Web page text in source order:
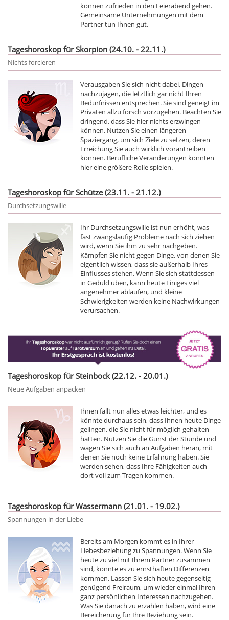
können zufrieden in den Feierabend gehen.
Gemeinsame Unternehmungen mit dem
Partner tun Ihnen gut.
Tageshoroskop für Skorpion (24.10. - 22.11.)
Nichts forcieren
Verausgaben Sie sich nicht dabei, Dingen
nachzujagen, die letztlich gar nicht Ihren
Bedürfnissen entsprechen. Sie sind geneigt im
Privaten allzu forsch vorzugehen. Beachten Sie
dringend, dass Sie hier nichts erzwingen
können. Nutzen Sie einen längeren
Spaziergang, um sich Ziele zu setzen, deren
Erreichung Sie auch wirklich vorantreiben
können. Berufliche Veränderungen könnten
hier eine größere Rolle spielen.
Tageshoroskop für Schütze (23.11. - 21.12.)
Durchsetzungswille
Ihr Durchsetzungswille ist nun erhöht, was
fast zwangsläufig Probleme nach sich ziehen
wird, wenn Sie ihm zu sehr nachgeben.
Kämpfen Sie nicht gegen Dinge, von denen Sie
eigentlich wissen, dass sie außerhalb Ihres
Einflusses stehen. Wenn Sie sich stattdessen
in Geduld üben, kann heute Einiges viel
angenehmer ablaufen, und kleine
Schwierigkeiten werden keine Nachwirkungen
verursachen.
Tageshoroskop für Steinbock (22.12. - 20.01.)
Neue Aufgaben anpacken
Ihnen fällt nun alles etwas leichter, und es
könnte durchaus sein, dass Ihnen heute Dinge
gelingen, die Sie nicht für möglich gehalten
hätten. Nutzen Sie die Gunst der Stunde und
wagen Sie sich auch an Aufgaben heran, mit
denen Sie noch keine Erfahrung haben. Sie
werden sehen, dass Ihre Fähigkeiten auch
dort voll zum Tragen kommen.
Tageshoroskop für Wassermann (21.01. - 19.02.)
Spannungen in der Liebe
Bereits am Morgen kommt es in Ihrer
Liebesbeziehung zu Spannungen. Wenn Sie
heute zu viel mit Ihrem Partner zusammen
sind, könnte es zu ernsthaften Differenzen
kommen. Lassen Sie sich heute gegenseitig
genügend Freiraum, um wieder einmal Ihren
ganz persönlichen Interessen nachzugehen.
Was Sie danach zu erzählen haben, wird eine
Bereicherung für Ihre Beziehung sein.